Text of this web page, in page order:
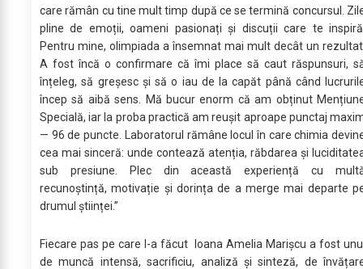
care rămân cu tine mult timp după ce se termină concursul.
pline de emoții, oameni pasionați și discuții care te
Pentru mine, olimpiada a însemnat mai mult decât un
A fost încă o confirmare că îmi place să caut răspunsuri,
înțeleg, să greșesc și să o iau de la capăt până când
încep să aibă sens. Mă bucur enorm că am obținut
Specială, iar la proba practică am reușit aproape punctaj
— 96 de puncte. Laboratorul rămâne locul în care chimia
cea mai sinceră: unde contează atenția, răbdarea și
sub presiune. Plec din această experiență cu
recunoștință, motivație și dorința de a merge mai departe
drumul științei.”
Fiecare pas pe care l-a făcut Ioana Amelia Marișcu a fost
de muncă intensă, sacrificiu, analiză și sinteză, de